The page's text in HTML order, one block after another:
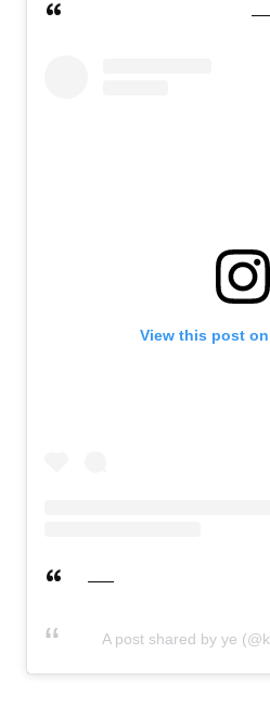
View this post
A post shared by ye